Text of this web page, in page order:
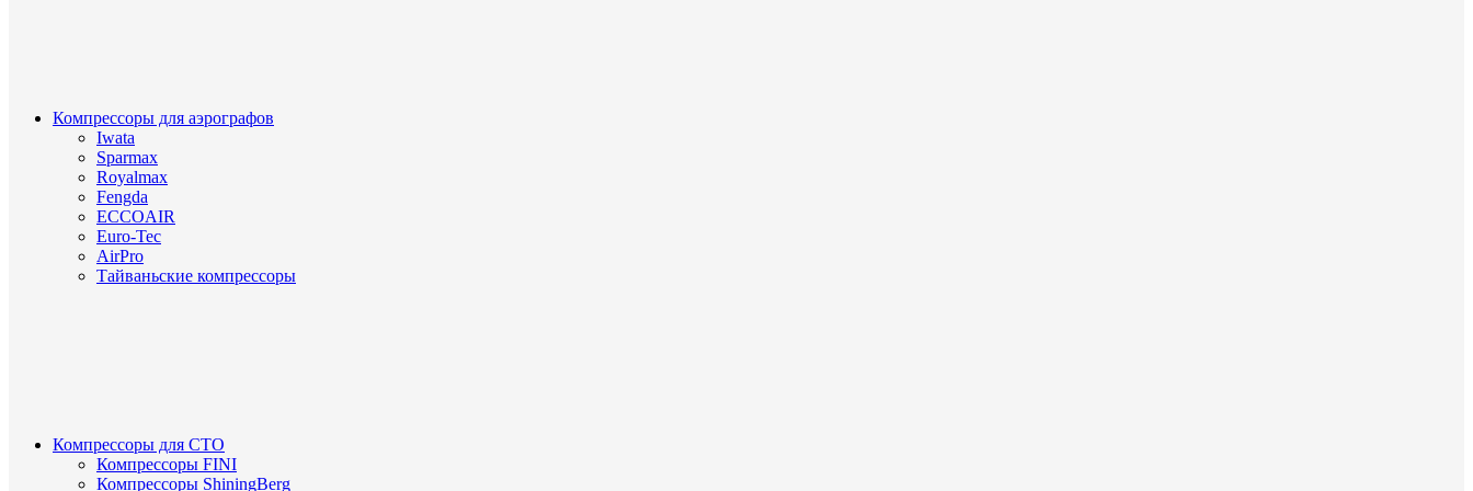
Компрессоры для аэрографов
Iwata
Sparmax
Royalmax
Fengda
ECCOAIR
Euro-Tec
AirPro
Тайваньские компрессоры
Компрессоры для СТО
Компрессоры FINI
Компрессоры ShiningBerg